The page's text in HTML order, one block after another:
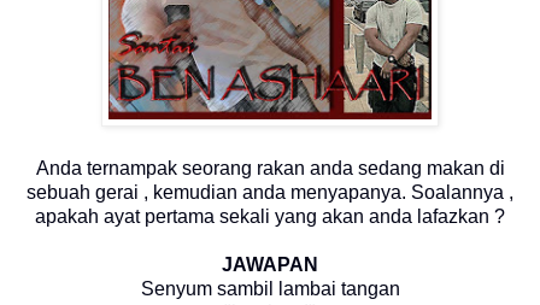
Anda ternampak seorang rakan anda sedang makan di
sebuah gerai , kemudian anda menyapanya. Soalannya ,
apakah ayat pertama sekali yang akan anda lafazkan ?
JAWAPAN
Senyum sambil lambai tangan